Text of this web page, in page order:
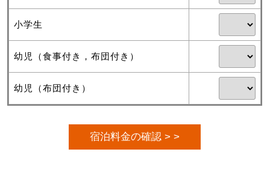
小学生
幼児（食事付き，布団付き）
幼児（布団付き）
宿泊料金の確認 > >